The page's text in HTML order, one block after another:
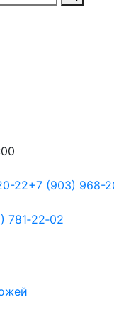
22+7 (903) 968-
781‑22‑02